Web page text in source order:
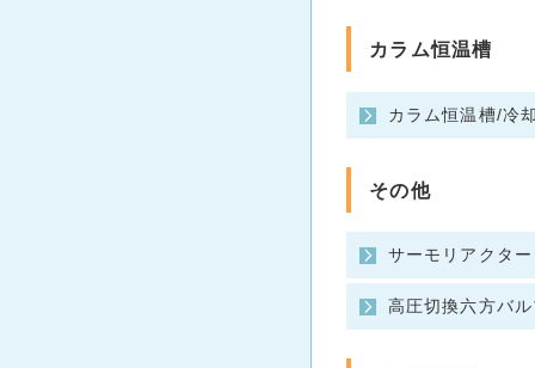
カラム恒温槽
カラム恒温槽/冷
その他
サーモリアクター
高圧切換六方バ